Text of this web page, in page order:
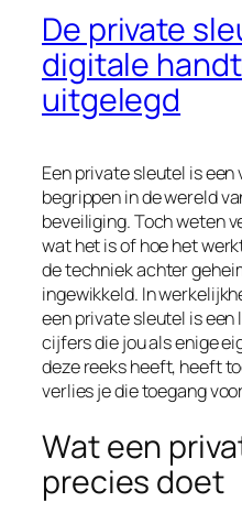
De private
digitale
uitgelegd
Een private sleutel is
begrippen in de wereld
beveiliging. Toch weten
wat het is of hoe het
de techniek achter
ingewikkeld. In
een private sleutel is
cijfers die jou als enige
deze reeks heeft, heeft
verlies je die toegang
Wat een
precies doet